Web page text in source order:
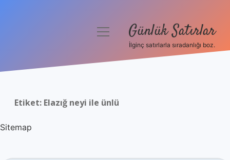
Yasal Uyarı
Hakkımızda
menüyü Günlük Satırlar
İlginç satırlarla sıradanlığı boz.
Etiket: Elazığ neyi ile ünlü
Sitemap